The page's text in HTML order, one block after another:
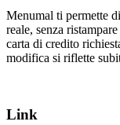
Menumal ti permette
reale, senza
carta di credito
modifica si riflette
Link